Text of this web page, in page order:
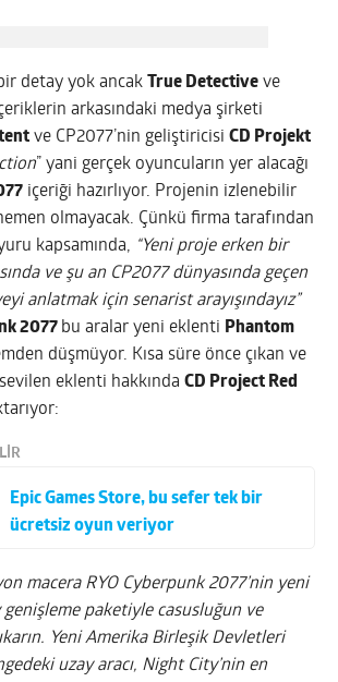
detay yok ancak True Detective ve
arkasındaki medya şirketi
ve CP2077’nin geliştiricisiCD Projekt
” yani gerçek oyuncuların yer alacağı
içeriği hazırlıyor. Projenin izlenebilir
olmayacak. Çünkü firma tarafından
kapsamında, “Yeni proje erken bir
ve şu an CP2077 dünyasında geçen
anlatmak için senarist arayışındayız”
2077 bu aralar yeni eklenti Phantom
düşmüyor. Kısa süre önce çıkan ve
eklenti hakkındaCD Project Red
Epic Games Store, bu sefer tek bir
ücretsiz oyun veriyor
macera RYO Cyberpunk 2077’nin yeni
paketiyle casusluğun ve
Yeni Amerika Birleşik Devletleri
uzay aracı, Night City’nin en